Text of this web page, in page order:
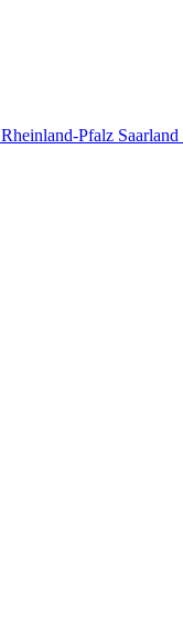
Rheinland-Pfalz Saarland